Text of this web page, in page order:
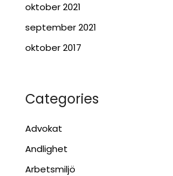
oktober 2021
september 2021
oktober 2017
Categories
Advokat
Andlighet
Arbetsmiljö